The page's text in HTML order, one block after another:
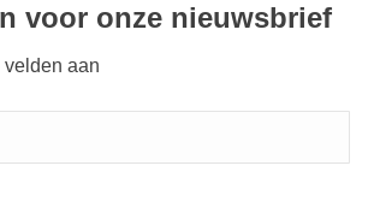
voor onze nieuwsbrief
velden aan